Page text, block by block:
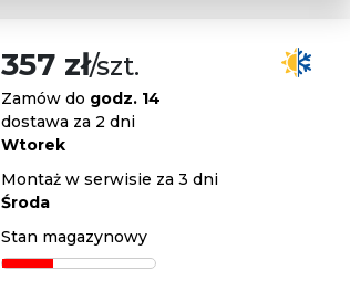
357 zł/szt.
Zamów do godz. 14
dostawa za 2 dni
Wtorek
Montaż w serwisie za 3 dni
Środa
Stan magazynowy